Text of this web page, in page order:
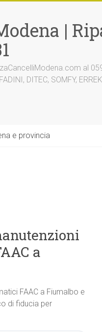
|
al
DITEC, SOMFY,
e provincia
a
FAAC a Fiumalbo e
di fiducia per